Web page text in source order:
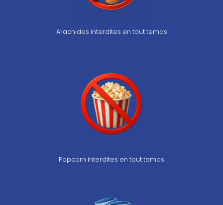
Arachides interdites en tout temps
Popcorn interdites en tout temps